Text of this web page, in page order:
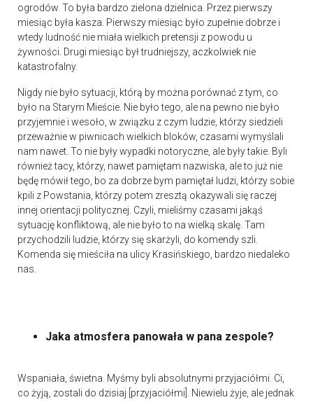
ogrodów. To była bardzo zielona dzielnica. Przez pierwszy
miesiąc była kasza. Pierwszy miesiąc było zupełnie dobrze i
wtedy ludność nie miała wielkich pretensji z powodu u
żywności. Drugi miesiąc był trudniejszy, aczkolwiek nie
katastrofalny.
Nigdy nie było sytuacji, którą by można porównać z tym, co
było na Starym Mieście. Nie było tego, ale na pewno nie było
przyjemnie i wesoło, w związku z czym ludzie, którzy siedzieli
przeważnie w piwnicach wielkich bloków, czasami wymyślali
nam nawet. To nie były wypadki notoryczne, ale były takie. Byli
również tacy, którzy, nawet pamiętam nazwiska, ale to już nie
będę mówił tego, bo za dobrze bym pamiętał ludzi, którzy sobie
kpili z Powstania, którzy potem zresztą okazywali się raczej
innej orientacji politycznej. Czyli, mieliśmy czasami jakąś
sytuację konfliktową, ale nie było to na wielką skalę. Tam
przychodzili ludzie, którzy się skarżyli, do komendy szli.
Komenda się mieściła na ulicy Krasińskiego, bardzo niedaleko
nas.
Jaka atmosfera panowała w pana zespole?
Wspaniała, świetna. Myśmy byli absolutnymi przyjaciółmi. Ci,
co żyją, zostali do dzisiaj [przyjaciółmi]. Niewielu żyje, ale jednak